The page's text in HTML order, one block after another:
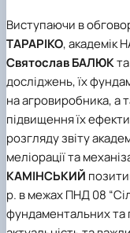
Виступаючи в
ТАРАРІКО, академік
Святослав БАЛЮК
досліджень, їх
на агровиробника, а
підвищення їх
розгляду звіту
меліорації та
КАМІНСЬКИЙ
р. в межах ПНД 08
фундаментальних та